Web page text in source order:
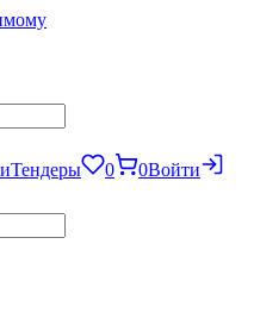
Тендеры 0 0Войти